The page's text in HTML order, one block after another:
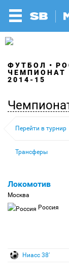
ФУТБОЛ
ЧЕМПИОНАТ
2014-15
Перейти в турнир
Трансферы
Локомотив
Москва
Россия
Ниасс 38′